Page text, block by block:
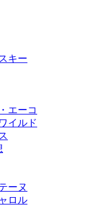
キー
エーコ
イルド
ーヌ
ロル